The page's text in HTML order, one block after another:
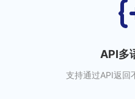
API多
支持通过API返回